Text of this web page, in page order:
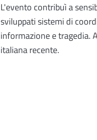
L'evento contribuì a
sviluppati sistemi di
informazione e tragedia.
italiana recente.